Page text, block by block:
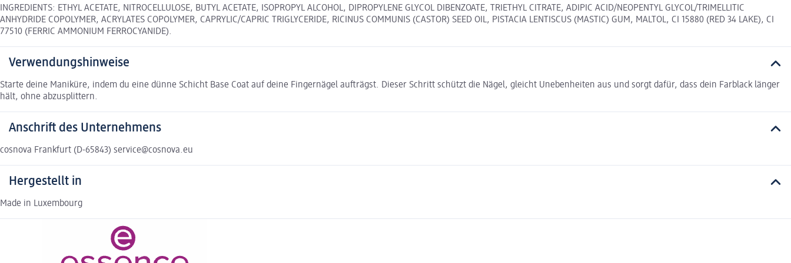
INGREDIENTS: ETHYL ACETATE, NITROCELLULOSE, BUTYL ACETATE, ISOPROPYL ALCOHOL, DIPROPYLENE GLYCOL DIBENZOATE, TRIETHYL CITRATE, ADIPIC ACID/NEOPENTYL GLYCOL/TRIMELLITIC
ANHYDRIDE COPOLYMER, ACRYLATES COPOLYMER, CAPRYLIC/CAPRIC TRIGLYCERIDE, RICINUS COMMUNIS (CASTOR) SEED OIL, PISTACIA LENTISCUS (MASTIC) GUM, MALTOL, CI 15880 (RED 34 LAKE), CI
77510 (FERRIC AMMONIUM FERROCYANIDE).
Verwendungshinweise
Starte deine Maniküre, indem du eine dünne Schicht Base Coat auf deine Fingernägel aufträgst. Dieser Schritt schützt die Nägel, gleicht Unebenheiten aus und sorgt dafür, dass dein Farblack länger
hält, ohne abzusplittern.
Anschrift des Unternehmens
cosnova Frankfurt (D-65843) service@cosnova.eu
Hergestellt in
Made in Luxembourg